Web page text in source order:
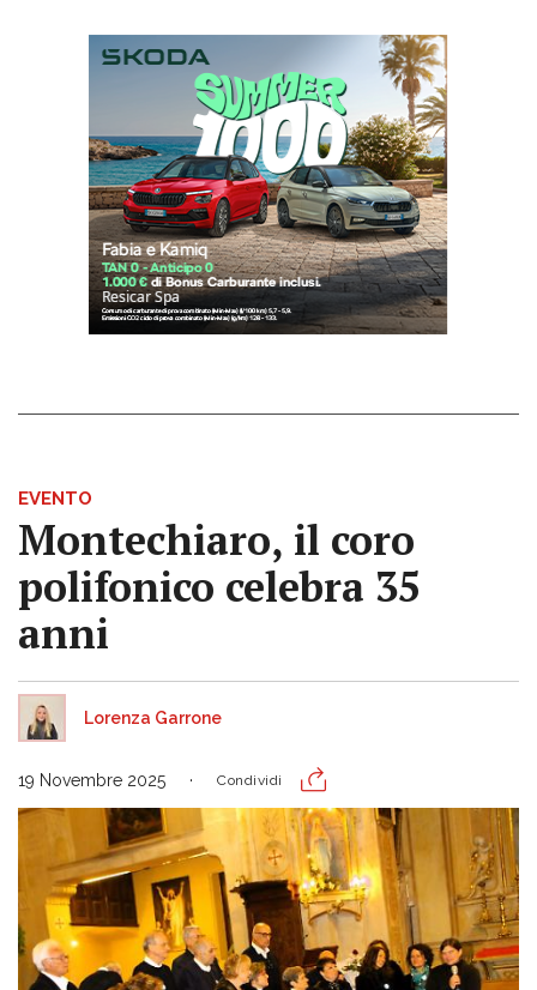
EVENTO
Montechiaro, il coro
polifonico celebra 35
anni
Lorenza Garrone
19 Novembre 2025 Condividi